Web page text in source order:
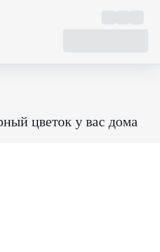
цветок у вас дома